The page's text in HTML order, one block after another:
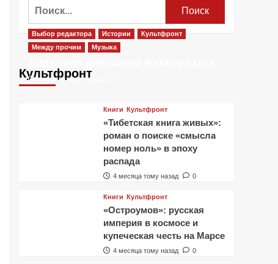
Культфронт
Выбор редактора Истории
Культфронт
Между прочим
Музыка
4 недели тому назад
Книги Культфронт
«Тибетская книга живых»:
роман о поиске «смысла
номер ноль» в эпоху
распада
4 месяца тому назад 0
Книги Культфронт
«Остроумов»: русская
империя в космосе и
купеческая честь на Марсе
4 месяца тому назад 0